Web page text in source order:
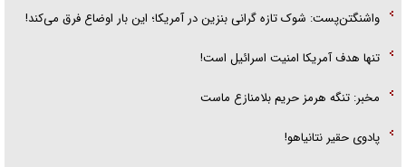
واشنگتن‌پست: شوک تازه گرانی بنزین در آمریکا؛ این بار اوضاع فرق می‌کند!
تنها هدف آمریکا امنیت اسرائیل است!
مخبر: تنگه هرمز حریم بلامنازع ماست
پادوی حقیر نتانیاهو!